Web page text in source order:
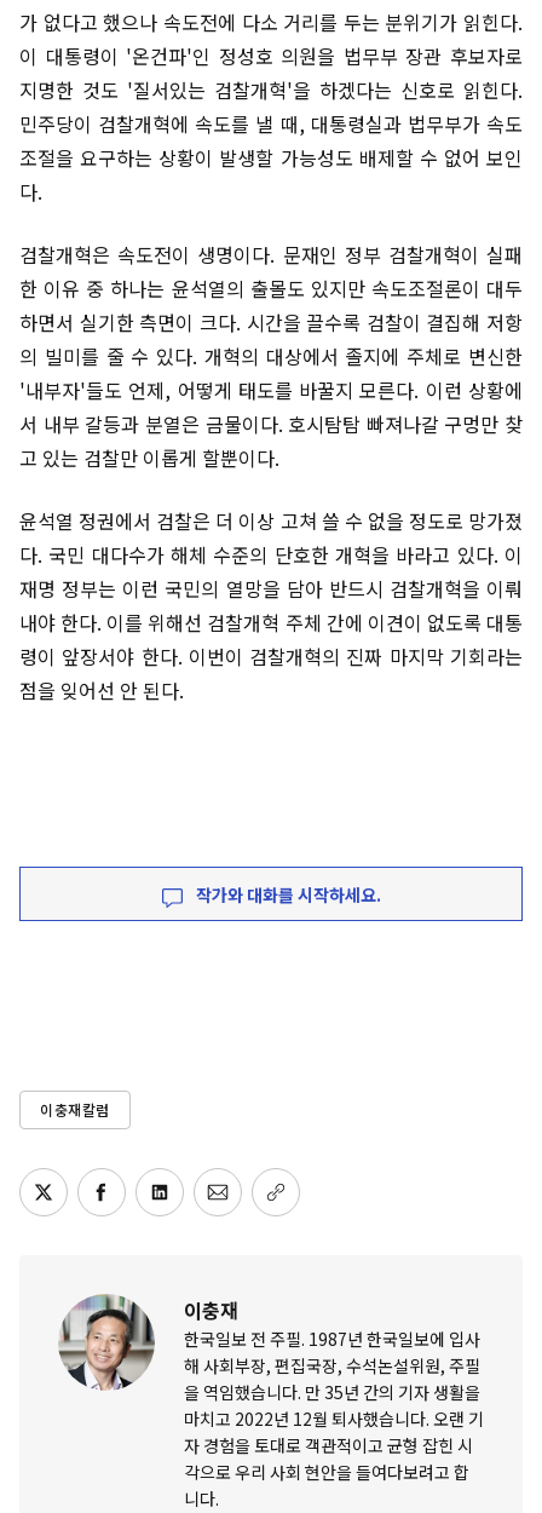
가 없다고 했으나 속도전에 다소 거리를 두는 분위기가 읽힌다.
이 대통령이 '온건파'인 정성호 의원을 법무부 장관 후보자로
지명한 것도 '질서있는 검찰개혁'을 하겠다는 신호로 읽힌다.
민주당이 검찰개혁에 속도를 낼 때, 대통령실과 법무부가 속도
조절을 요구하는 상황이 발생할 가능성도 배제할 수 없어 보인
다.
검찰개혁은 속도전이 생명이다. 문재인 정부 검찰개혁이 실패
한 이유 중 하나는 윤석열의 출몰도 있지만 속도조절론이 대두
하면서 실기한 측면이 크다. 시간을 끌수록 검찰이 결집해 저항
의 빌미를 줄 수 있다. 개혁의 대상에서 졸지에 주체로 변신한
'내부자'들도 언제, 어떻게 태도를 바꿀지 모른다. 이런 상황에
서 내부 갈등과 분열은 금물이다. 호시탐탐 빠져나갈 구멍만 찾
고 있는 검찰만 이롭게 할뿐이다.
윤석열 정권에서 검찰은 더 이상 고쳐 쓸 수 없을 정도로 망가졌
다. 국민 대다수가 해체 수준의 단호한 개혁을 바라고 있다. 이
재명 정부는 이런 국민의 열망을 담아 반드시 검찰개혁을 이뤄
내야 한다. 이를 위해선 검찰개혁 주체 간에 이견이 없도록 대통
령이 앞장서야 한다. 이번이 검찰개혁의 진짜 마지막 기회라는
점을 잊어선 안 된다.
작가와 대화를 시작하세요.
이충재칼럼
이충재
한국일보 전 주필. 1987년 한국일보에 입사
해 사회부장, 편집국장, 수석논설위원, 주필
을 역임했습니다. 만 35년 간의 기자 생활을
마치고 2022년 12월 퇴사했습니다. 오랜 기
자 경험을 토대로 객관적이고 균형 잡힌 시
각으로 우리 사회 현안을 들여다보려고 합
니다.